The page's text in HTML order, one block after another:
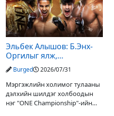
Төслийн
Эльбек Алышов: Б.Энх-
Оргилыг ялж,
гэрийнхэндээ байшин
авч өгнө
Burged 2026/07/31
Мэргэжлийн холимог тулааны
дэлхийн шилдэг холбоодын
нэг "ONE Championship"-ийн